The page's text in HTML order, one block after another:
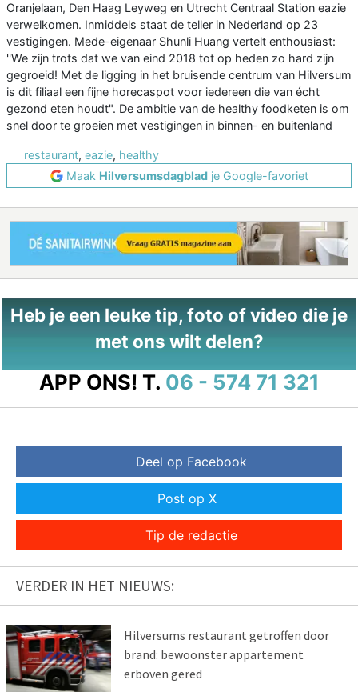
Oranjelaan, Den Haag Leyweg en Utrecht Centraal Station eazie
verwelkomen. Inmiddels staat de teller in Nederland op 23
vestigingen. Mede-eigenaar Shunli Huang vertelt enthousiast:
''We zijn trots dat we van eind 2018 tot op heden zo hard zijn
gegroeid! Met de ligging in het bruisende centrum van Hilversum
is dit filiaal een fijne horecaspot voor iedereen die van écht
gezond eten houdt". De ambitie van de healthy foodketen is om
snel door te groeien met vestigingen in binnen- en buitenland
restaurant, eazie, healthy
Maak Hilversumsdagbladje Google-favoriet
Heb je een leuke tip, foto of video die je
met ons wilt delen?
APP ONS! T. 06 - 574 71 321
Deel op Facebook
Post op X
Tip de redactie
VERDER IN HET NIEUWS:
Hilversums restaurant getroffen door
brand: bewoonster appartement
erboven gered